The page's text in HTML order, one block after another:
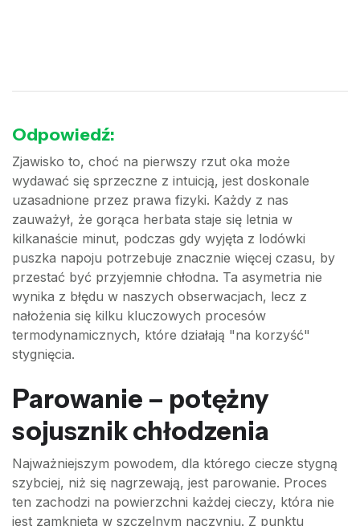
Odpowiedź:
Zjawisko to, choć na pierwszy rzut oka może
wydawać się sprzeczne z intuicją, jest doskonale
uzasadnione przez prawa fizyki. Każdy z nas
zauważył, że gorąca herbata staje się letnia w
kilkanaście minut, podczas gdy wyjęta z lodówki
puszka napoju potrzebuje znacznie więcej czasu, by
przestać być przyjemnie chłodna. Ta asymetria nie
wynika z błędu w naszych obserwacjach, lecz z
nałożenia się kilku kluczowych procesów
termodynamicznych, które działają "na korzyść"
stygnięcia.
Parowanie – potężny
sojusznik chłodzenia
Najważniejszym powodem, dla którego ciecze stygną
szybciej, niż się nagrzewają, jest parowanie. Proces
ten zachodzi na powierzchni każdej cieczy, która nie
jest zamknięta w szczelnym naczyniu. Z punktu